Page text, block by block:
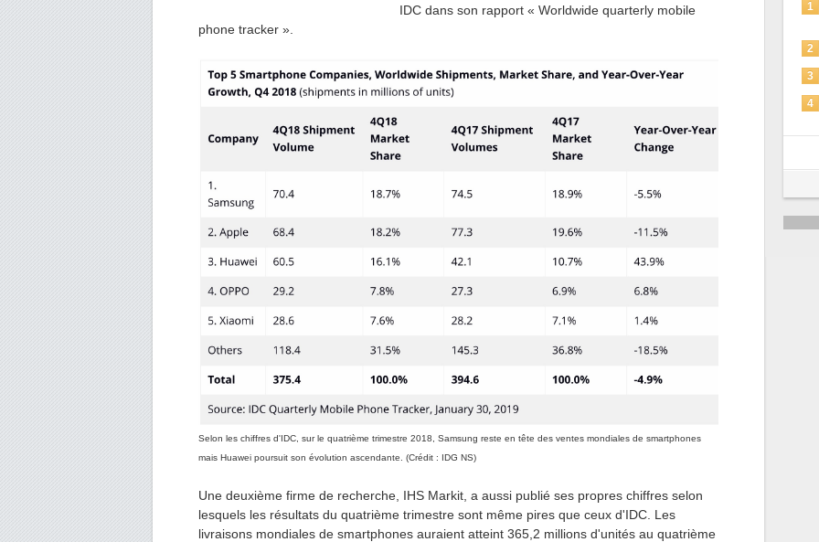
IDC dans son rapport « Worldwide quarterly mobile
phone tracker ».
Selon les chiffres d'IDC, sur le quatrième trimestre 2018, Samsung reste en tête des ventes mondiales de smartphones
mais Huawei poursuit son évolution ascendante. (Crédit : IDG NS)
Une deuxième firme de recherche, IHS Markit, a aussi publié ses propres chiffres selon
lesquels les résultats du quatrième trimestre sont même pires que ceux d'IDC. Les
livraisons mondiales de smartphones auraient atteint 365,2 millions d'unités au quatrième
1
2
6